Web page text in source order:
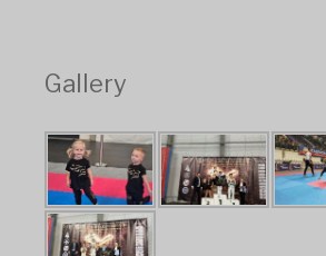
Gallery